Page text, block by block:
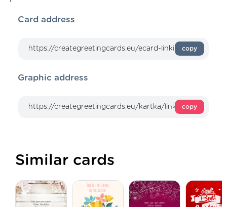
Card address
copy
Graphic address
copy
Similar cards